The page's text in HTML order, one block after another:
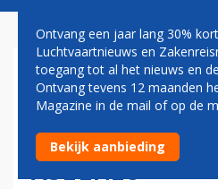
TRANSAVIA
BEHOEFTE AAN
VARIANT VAN
A321NEO
Ontvang een jaar lang 30%
Luchtvaartnieuws en
toegang tot al het nieuws en
Ontvang tevens 12 maanden
Magazine in de mail of op de
Bekijk aanbieding